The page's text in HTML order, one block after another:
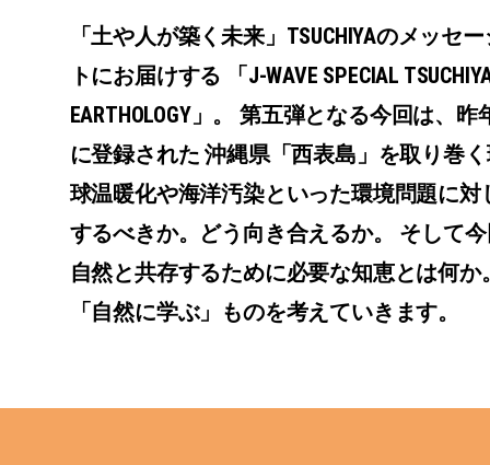
「土や人が築く未来」TSUCHIYAのメッセ
トにお届けする 「J-WAVE SPECIAL
EARTHOLOGY」。
第五弾となる今回は、昨
に登録された 沖縄県「西表島」を取り巻
球温暖化や海洋汚染といった環境問題に対
するべきか。どう向き合えるか。
そして
自然と共存するために必要な知恵とは何か
「自然に学ぶ」ものを考えていきます。